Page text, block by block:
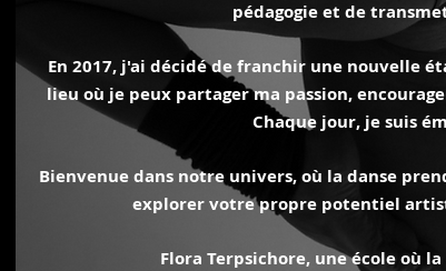
pédagogie et de
En 2017, j'ai décidé de franchir une nouvelle
lieu où je peux partager ma passion,
Chaque jour, je suis
Bienvenue dans notre univers, où la danse
explorer votre propre potentiel
Flora Terpsichore, une école où